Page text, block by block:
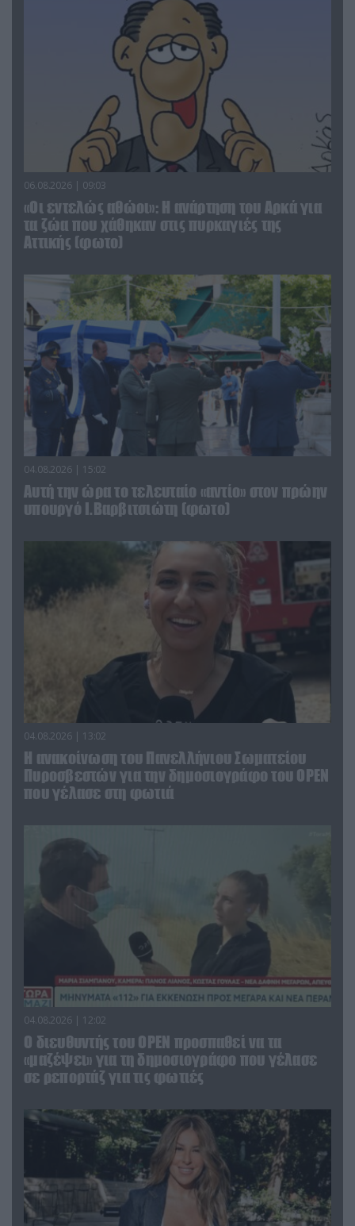
06.08.2026 | 09:03
«Οι εντελώς αθώοι»: Η ανάρτηση του Αρκά για
τα ζώα που χάθηκαν στις πυρκαγιές της
Αττικής (φωτο)
04.08.2026 | 15:02
Αυτή την ώρα το τελευταίο «αντίο» στον πρώην
υπουργό Ι.Βαρβιτσιώτη (φωτο)
04.08.2026 | 13:02
Η ανακοίνωση του Πανελλήνιου Σωματείου
Πυροσβεστών για την δημοσιογράφο του OPEN
που γέλασε στη φωτιά
04.08.2026 | 12:02
O διευθυντής του OPEN προσπαθεί να τα
«μαζέψει» για τη δημοσιογράφο που γέλασε
σε ρεπορτάζ για τις φωτιές